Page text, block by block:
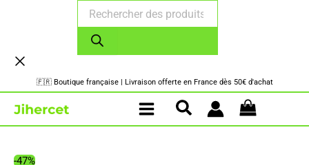
produits
🇫🇷 Boutique française | Livraison offerte en France dès 50€ d'achat
-47%